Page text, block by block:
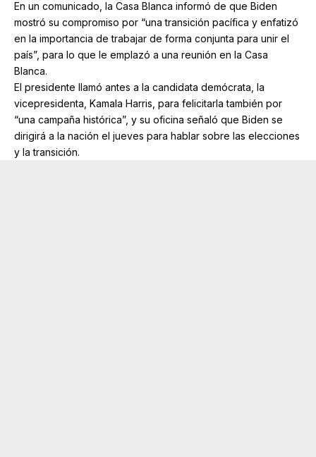
En un comunicado, la Casa Blanca informó de que Biden
mostró su compromiso por “una transición pacífica y enfatizó
en la importancia de trabajar de forma conjunta para unir el
país”, para lo que le emplazó a una reunión en la Casa
Blanca.
El presidente llamó antes a la candidata demócrata, la
vicepresidenta, Kamala Harris, para felicitarla también por
“una campaña histórica”, y su oficina señaló que Biden se
dirigirá a la nación el jueves para hablar sobre las elecciones
y la transición.